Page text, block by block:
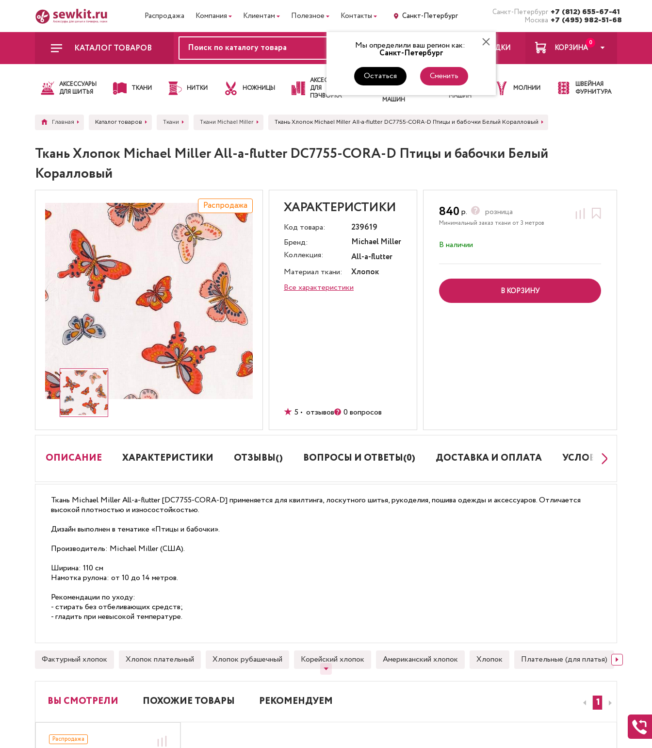
Распродажа Компания Клиентам Полезное Контакты Санкт-Петербург Санкт-Петербург +7 (812) 655-67-41
Москва +7 (495) 982-51-68
Мы определили ваш регион как:
Санкт-Петербург
Остаться Сменить
КАТАЛОГ ТОВАРОВ ВХОД ЗАКЛАДКИ
0
КОРЗИНА
АКСЕССУАРЫ
ДЛЯ ШИТЬЯ
ТКАНИ НИТКИ НОЖНИЦЫ
АКСЕССУАРЫ
ДЛЯ
ПЭЧВОРКА
ЛАПКИ
ДЛЯ
МАШИН
ИГЛЫ ДЛЯ
ШВЕЙНЫХ
МАШИН
МОЛНИИ
ШВЕЙНАЯ
ФУРНИТУРА
Главная Каталог товаров Ткани Ткани Michael Miller Ткань Хлопок Michael Miller All-a-flutter DC7755-CORA-D Птицы и бабочки Белый Коралловый
Ткань Хлопок Michael Miller All-a-flutter DC7755-CORA-D Птицы и бабочки Белый
Коралловый
Распродажа ХАРАКТЕРИСТИКИ
Код товара:
239619
Бренд:
Michael Miller
Коллекция:
All-a-flutter
Материал ткани:
Хлопок
Все характеристики
5 • отзывов 0 вопросов
840 р. розница
Минимальный заказ ткани от 3 метров
В наличии
В КОРЗИНУ
ОПИСАНИЕ ХАРАКТЕРИСТИКИ ОТЗЫВЫ() ВОПРОСЫ И ОТВЕТЫ(0) ДОСТАВКА И ОПЛАТА УСЛОВИЯ РАБОТЫ
Ткань Michael Miller All-a-flutter [DC7755-CORA-D] применяется для квилтинга, лоскутного шитья, рукоделия, пошива одежды и аксессуаров. Отличается
высокой плотностью и износостойкостью.
Дизайн выполнен в тематике «Птицы и бабочки».
Производитель: Michael Miller (США).
Ширина: 110 см
Намотка рулона: от 10 до 14 метров.
Рекомендации по уходу:
- стирать без отбеливающих средств;
- гладить при невысокой температуре.
Фактурный хлопок Хлопок плательный Хлопок рубашечный Корейский хлопок Американский хлопок Хлопок Плательные (для платья)
ВЫ СМОТРЕЛИ ПОХОЖИЕ ТОВАРЫ РЕКОМЕНДУЕМ
Распродажа
1